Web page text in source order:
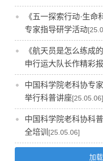
《五一探索行动·生
专家指导研学活动
《航天员是怎么练成
申行运大队长作精彩
中国科学院老科协专
举行科普讲座[25.05.06]
中国科学院老科协科
全培训 [25.05.06]
加